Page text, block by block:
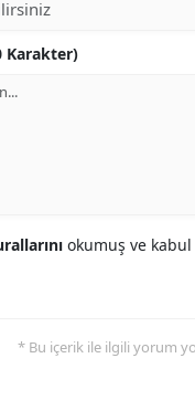
Karakter)
okumuş ve kabul
* Bu içerik ile ilgili yorum